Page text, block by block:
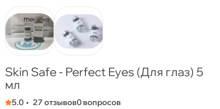
Skin Safe - Perfect Eyes (Для глаз) 5
мл
5.0 27 отзывов0 вопросов